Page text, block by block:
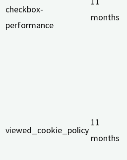
checkbox-
performance
months
viewed_cookie_policy
11
months